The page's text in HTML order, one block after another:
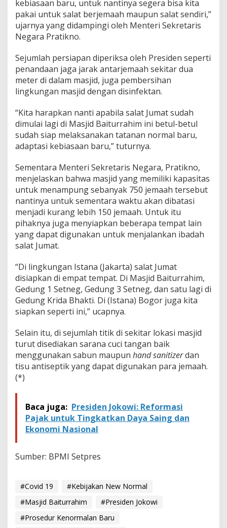
i
a
p
P
r
o
s
e
u
r
K
e
n
r
m
a
l
a
n
B
a
r
i
M
s
j
i
B
i
t
u
h
i
m
kebiasaan baru, untuk nantinya segera bisa kita
pakai untuk salat berjemaah maupun salat sendiri,”
ujarnya yang didampingi oleh Menteri Sekretaris
Negara Pratikno.
Sejumlah persiapan diperiksa oleh Presiden seperti
penandaan jaga jarak antarjemaah sekitar dua
meter di dalam masjid, juga pembersihan
lingkungan masjid dengan disinfektan.
“Kita harapkan nanti apabila salat Jumat sudah
dimulai lagi di Masjid Baiturrahim ini betul-betul
sudah siap melaksanakan tatanan normal baru,
adaptasi kebiasaan baru,” tuturnya.
Sementara Menteri Sekretaris Negara, Pratikno,
menjelaskan bahwa masjid yang memiliki kapasitas
untuk menampung sebanyak 750 jemaah tersebut
nantinya untuk sementara waktu akan dibatasi
menjadi kurang lebih 150 jemaah. Untuk itu
pihaknya juga menyiapkan beberapa tempat lain
yang dapat digunakan untuk menjalankan ibadah
salat Jumat.
“Di lingkungan Istana (Jakarta) salat Jumat
disiapkan di empat tempat. Di Masjid Baiturrahim,
Gedung 1 Setneg, Gedung 3 Setneg, dan satu lagi di
Gedung Krida Bhakti. Di (Istana) Bogor juga kita
siapkan seperti ini,” ucapnya.
Selain itu, di sejumlah titik di sekitar lokasi masjid
turut disediakan sarana cuci tangan baik
menggunakan sabun maupun hand sanitizerdan
tisu antiseptik yang dapat digunakan para jemaah.
(*)
Baca juga: Presiden Jokowi: Reformasi
Pajak untuk Tingkatkan Daya Saing dan
Ekonomi Nasional
Sumber: BPMI Setpres
#Covid 19
#Kebijakan New Normal
#Masjid Baiturrahim
#Presiden Jokowi
#Prosedur Kenormalan Baru